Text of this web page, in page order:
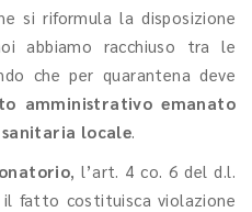
si riformula la disposizione
abbiamo racchiuso tra le
che per quarantena deve
amministrativo emanato
locale.
, l’art. 4 co. 6 del d.l.
il fatto costituisca violazione